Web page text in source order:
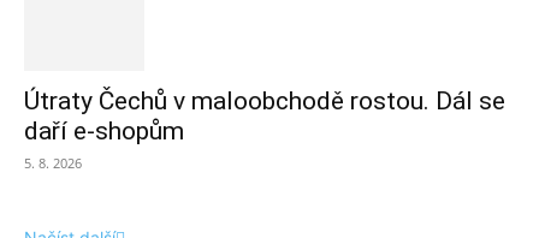
Útraty Čechů v maloobchodě rostou. Dál se
daří e-shopům
5. 8. 2026